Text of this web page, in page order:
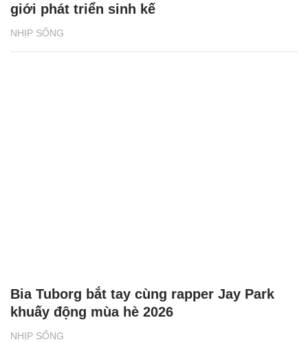
NHỊP SỐNG
giới phát triển sinh kế
NHỊP SỐNG
Bia Tuborg bắt tay cùng rapper Jay Park
khuấy động mùa hè 2026